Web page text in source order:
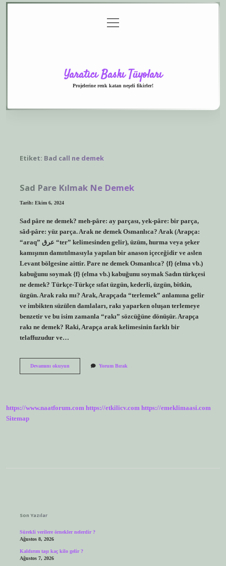
menüyü
aç
Yaratıcı Baskı Tüyoları
Projelerine renk katan neşeli fikirler!
Etiket: Bad call ne demek
Sad Pare Kılmak Ne Demek
Tarih: Ekim 6, 2024
Sad pâre ne demek? meh-pâre: ay parçası, yek-pâre: bir parça,
sâd-pâre: yüz parça. Arak ne demek Osmanlıca? Arak (Arapça:
“araq” ﻋﺮﻕ “ter” kelimesinden gelir), üzüm, hurma veya şeker
kamışının damıtılmasıyla yapılan bir anason içeceğidir ve aslen
Levant bölgesine aittir. Pare ne demek Osmanlıca? {f} (elma vb.)
kabuğunu soymak {f} (elma vb.) kabuğunu soymak Sadın türkçesi
ne demek? Türkçe-Türkçe sıfat üzgün, kederli, üzgün, bitkin,
üzgün. Arak rakı mı? Arak, Arapçada “terlemek” anlamına gelir
ve imbikten süzülen damlaları, rakı yaparken oluşan terlemeye
benzetir ve bu isim zamanla “rakı” sözcüğüne dönüşür. Arapça
rakı ne demek? Raki, Arapça arak kelimesinin farklı bir
telaffuzudur ve…
Devamını okuyunSad
Yorum Bırak
https://www.naatforum.com https://etkilicv.com https://emeklimaasi.com
Sitemap
Son Yazılar
Sürekli verilere örnekler nelerdir ?
Ağustos 8, 2026
Kaldırım taşı kaç kilo gelir ?
Ağustos 7, 2026